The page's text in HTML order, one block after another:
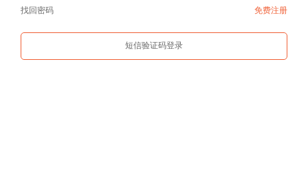
找回密码 免费注册
短信验证码登录